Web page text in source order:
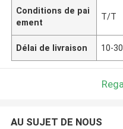
Conditions de pai
ement
T/T
Délai de livraison 10-
AU SUJET DE NOUS